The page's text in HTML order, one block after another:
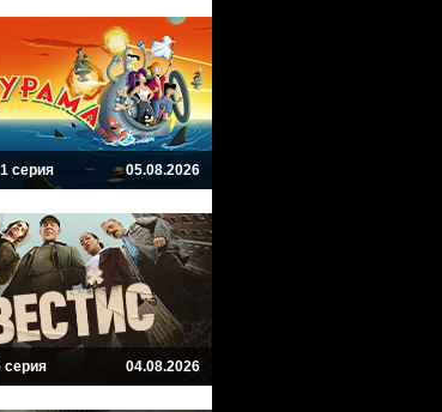
серия 05.08.2026
серия 04.08.2026